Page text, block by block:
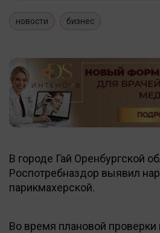
новости бизнес
В городе Гай Оренбургской
Роспотребназдор выявил
парикмахерской.
Во время плановой проверки